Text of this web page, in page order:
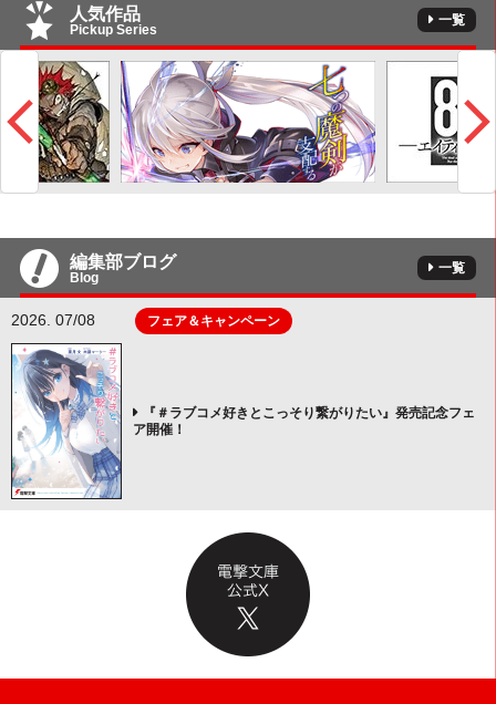
人気作品
Pickup Series
一覧
編集部ブログ
Blog
一覧
2026. 07/08 フェア＆キャンペーン
『＃ラブコメ好きとこっそり繋がりたい』発売記念フェ
ア開催！